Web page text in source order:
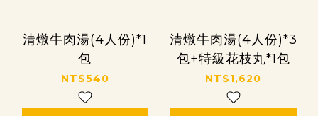
清燉牛肉湯(4人份)*1
包
NT$540
清燉牛肉湯(4人份)*3
包+特級花枝丸*1包
NT$1,620